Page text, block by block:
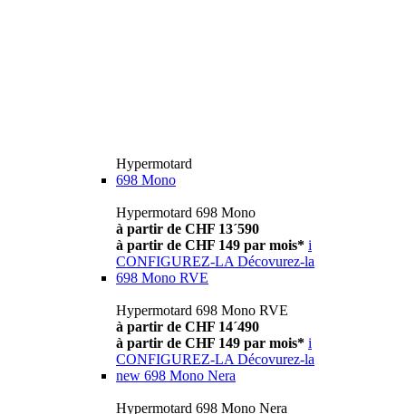
Hypermotard
698 Mono
Hypermotard 698 Mono
à partir de CHF 13´590
à partir de CHF 149 par mois* i
CONFIGUREZ-LA Décovurez-la
698 Mono RVE
Hypermotard 698 Mono RVE
à partir de CHF 14´490
à partir de CHF 149 par mois* i
CONFIGUREZ-LA Décovurez-la
new 698 Mono Nera
Hypermotard 698 Mono Nera